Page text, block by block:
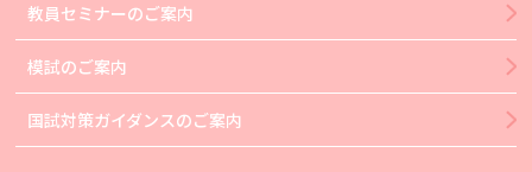
教員セミナーのご案内
模試のご案内
国試対策ガイダンスのご案内